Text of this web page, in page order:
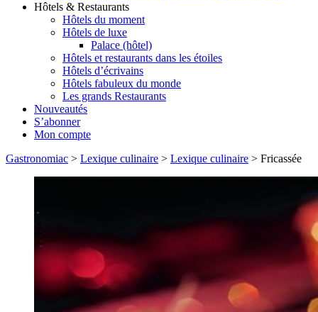
Hôtels & Restaurants
Hôtels du moment
Hôtels de luxe
Palace (hôtel)
Hôtels et restaurants dans les étoiles
Hôtels d’écrivains
Hôtels fabuleux du monde
Les grands Restaurants
Nouveautés
S’abonner
Mon compte
Gastronomiac > Lexique culinaire > Lexique culinaire > Fricassée